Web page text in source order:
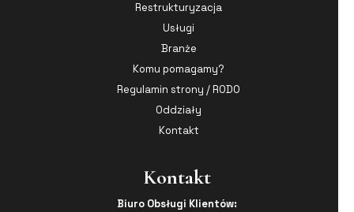
Restrukturyzacja
Usługi
Branże
Komu pomagamy?
Regulamin strony / RODO
Oddziały
Kontakt
Kontakt
Biuro Obsługi Klientów: